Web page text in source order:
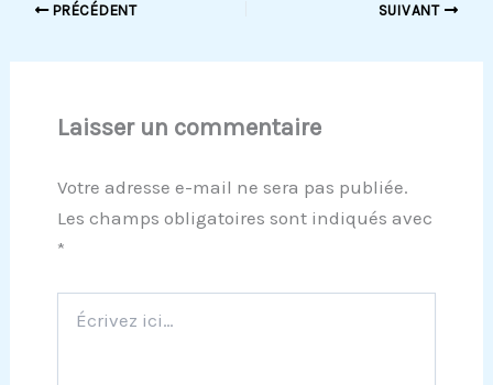
PRÉCÉDENT SUIVANT
Laisser un commentaire
Votre adresse e-mail ne sera pas publiée.
Les champs obligatoires sont indiqués avec
*
ici…